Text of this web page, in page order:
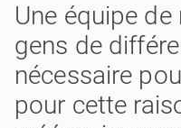
Une équipe
gens de
nécessaire
pour cette